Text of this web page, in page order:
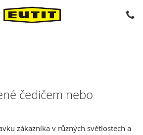
čedičem nebo
zákazníka v různých světlostech a